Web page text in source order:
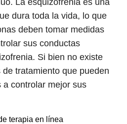
La esquizofrenia es una
dura toda la vida, lo que
deben tomar medidas
sus conductas
Si bien no existe
tratamiento que pueden
controlar mejor sus
terapia en línea